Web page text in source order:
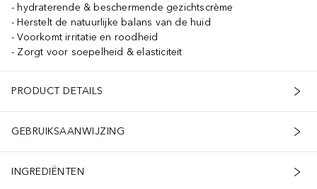
hydraterende & beschermende gezichtscrème
Herstelt de natuurlijke balans van de huid
Voorkomt irritatie en roodheid
Zorgt voor soepelheid & elasticiteit
PRODUCT DETAILS
GEBRUIKSAANWIJZING
INGREDIËNTEN